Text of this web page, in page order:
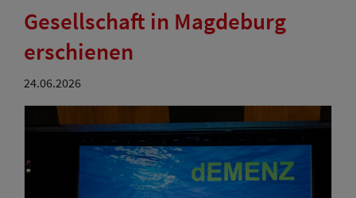
Gesellschaft in Magdeburg
erschienen
24.06.2026